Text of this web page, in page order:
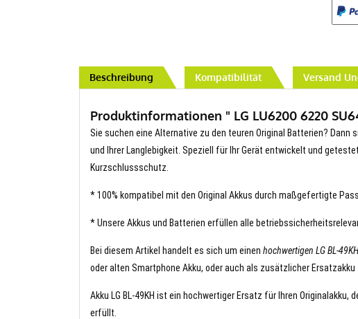
Beschreibung Kompatibilität Versand
Produktinformationen " LG LU6200 6220
Sie suchen eine Alternative zu den teuren Original Batterien? Dann
und Ihrer Langlebigkeit. Speziell für Ihr Gerät entwickelt und
Kurzschlussschutz.
* 100% kompatibel mit den Original Akkus durch maßgefertigte
* Unsere Akkus und Batterien erfüllen alle
Bei diesem Artikel handelt es sich um einen hochwertigen LG BL-
oder alten Smartphone Akku, oder auch als zusätzlicher
Akku LG BL-49KH ist ein hochwertiger Ersatz für Ihren
erfüllt.